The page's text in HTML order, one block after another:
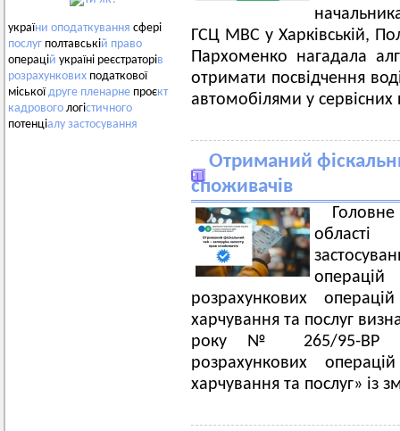
україни оподаткування сфері
послуг полтавській право
операцій україні реєстраторів
розрахункових податкової
міськоїдруге пленарне проєкт
кадрового логістичного
потенціалу застосування
ГСЦ МВС у Харківській,
Пархоменко нагадала
отримати посвідчення
автомобілями у
Отриманий
споживачів
розрахункових
харчування та послуг
року № 265/95-ВР
розрахункових
харчування та послуг» із